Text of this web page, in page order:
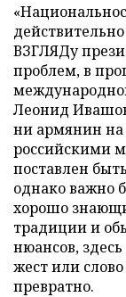
ВЗГЛЯДу
проблем, в
Леонид
ни армянин
российскими
поставлен
однако важно
хорошо
традиции и
нюансов,
жест или
превратно.